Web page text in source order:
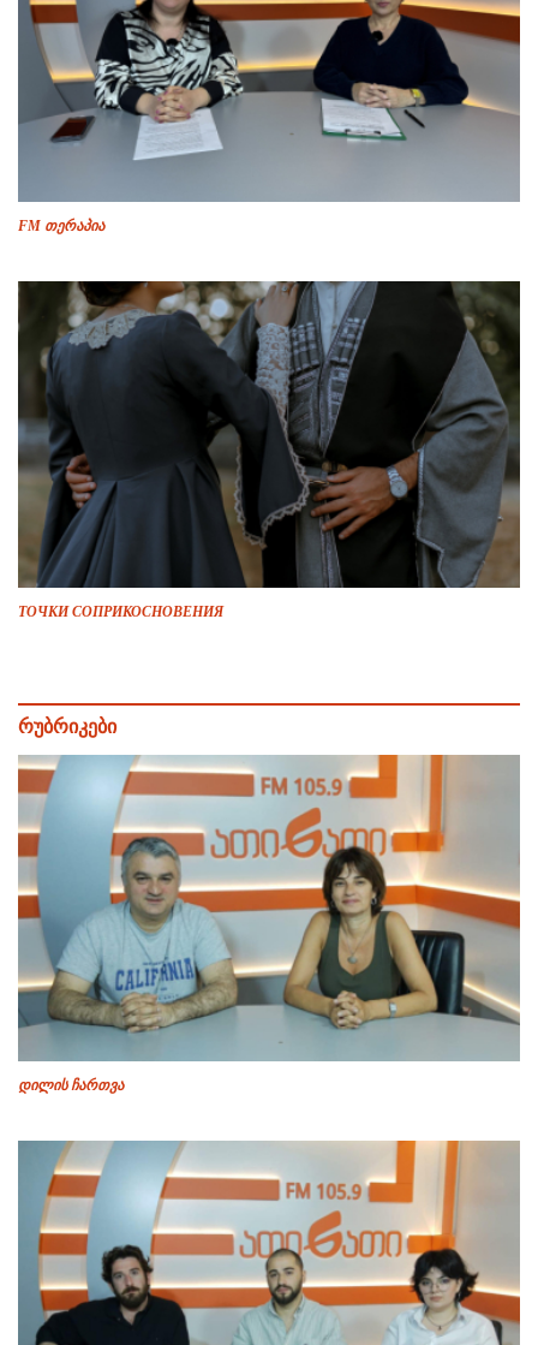
FM თერაპია
ТОЧКИ СОПРИКОСНОВЕНИЯ
რუბრიკები
დილის ჩართვა